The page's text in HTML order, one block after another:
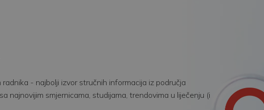
- najbolji izvor stručnih informacija iz područja
najnovijim smjernicama, studijama, trendovima u liječenju (i